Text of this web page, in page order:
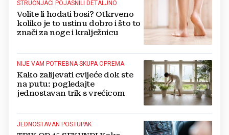
STRUČNJACI POJASNILI DETALJNO
Volite li hodati bosi? Otkrveno
koliko je to ustinu dobro i što to
znači za noge i kralježnicu
NIJE VAM POTREBNA SKUPA OPREMA
Kako zalijevati cvijeće dok ste
na putu: pogledajte
jednostavan trik s vrećicom
JEDNOSTAVAN POSTUPAK